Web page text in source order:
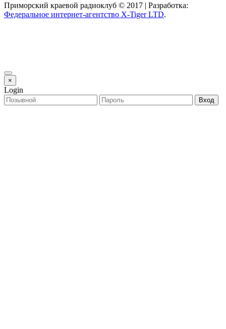
Приморский краевой радиоклуб © 2017 | Разработка:
Федеральное интернет-агентство X-Tiger LTD.
×
Login